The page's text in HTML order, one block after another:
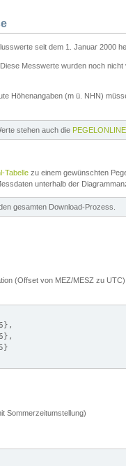
seit dem 1. Januar 2000
. Diese Messwerte wurden noch
Höhenangaben (m ü. NHN)
stehen auch die
Tabelle zu einem gewünschten
unterhalb der
gesamten Download-Prozess.
(Offset von MEZ/MESZ zu UTC)
Sommerzeitumstellung)